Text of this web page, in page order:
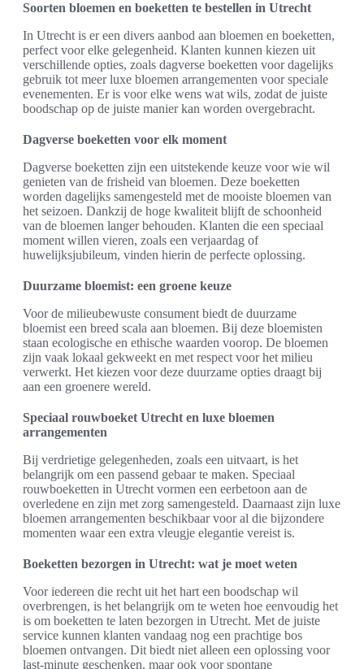
Soorten bloemen en boeketten te bestellen in Utrecht
In Utrecht is er een divers aanbod aan bloemen en boeketten,
perfect voor elke gelegenheid. Klanten kunnen kiezen uit
verschillende opties, zoals dagverse boeketten voor dagelijks
gebruik tot meer luxe bloemen arrangementen voor speciale
evenementen. Er is voor elke wens wat wils, zodat de juiste
boodschap op de juiste manier kan worden overgebracht.
Dagverse boeketten voor elk moment
Dagverse boeketten zijn een uitstekende keuze voor wie wil
genieten van de frisheid van bloemen. Deze boeketten
worden dagelijks samengesteld met de mooiste bloemen van
het seizoen. Dankzij de hoge kwaliteit blijft de schoonheid
van de bloemen langer behouden. Klanten die een speciaal
moment willen vieren, zoals een verjaardag of
huwelijksjubileum, vinden hierin de perfecte oplossing.
Duurzame bloemist: een groene keuze
Voor de milieubewuste consument biedt de duurzame
bloemist een breed scala aan bloemen. Bij deze bloemisten
staan ecologische en ethische waarden voorop. De bloemen
zijn vaak lokaal gekweekt en met respect voor het milieu
verwerkt. Het kiezen voor deze duurzame opties draagt bij
aan een groenere wereld.
Speciaal rouwboeket Utrecht en luxe bloemen
arrangementen
Bij verdrietige gelegenheden, zoals een uitvaart, is het
belangrijk om een passend gebaar te maken. Speciaal
rouwboeketten in Utrecht vormen een eerbetoon aan de
overledene en zijn met zorg samengesteld. Daarnaast zijn luxe
bloemen arrangementen beschikbaar voor al die bijzondere
momenten waar een extra vleugje elegantie vereist is.
Boeketten bezorgen in Utrecht: wat je moet weten
Voor iedereen die recht uit het hart een boodschap wil
overbrengen, is het belangrijk om te weten hoe eenvoudig het
is om boeketten te laten bezorgen in Utrecht. Met de juiste
service kunnen klanten vandaag nog een prachtige bos
bloemen ontvangen. Dit biedt niet alleen een oplossing voor
last-minute geschenken, maar ook voor spontane